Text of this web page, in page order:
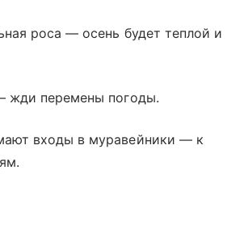
роса — осень будет теплой и
жди перемены погоды.
входы в муравейники — к